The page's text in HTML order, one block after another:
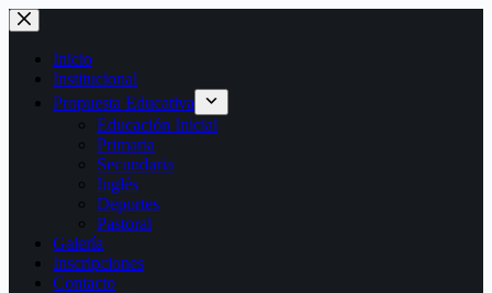
Saltar
al
contenido
Inicio
Institucional
Propuesta Educativa
Educación Inicial
Primaria
Secundaria
Inglés
Deportes
Pastoral
Galería
Inscripciones
Contacto